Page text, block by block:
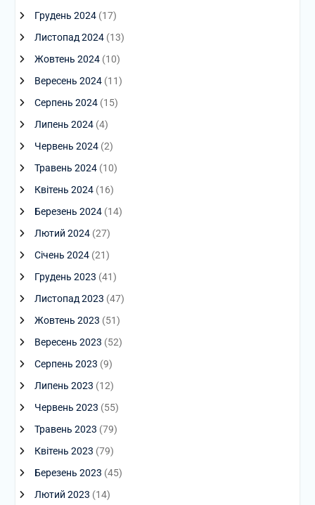
Грудень 2024(17)
Листопад 2024(13)
Жовтень 2024(10)
Вересень 2024(11)
Серпень 2024(15)
Липень 2024(4)
Червень 2024(2)
Травень 2024(10)
Квітень 2024(16)
Березень 2024(14)
Лютий 2024(27)
Січень 2024(21)
Грудень 2023 (41)
Листопад 2023 (47)
Жовтень 2023 (51)
Вересень 2023 (52)
Серпень 2023 (9)
Липень 2023 (12)
Червень 2023 (55)
Травень 2023 (79)
Квітень 2023 (79)
Березень 2023 (45)
Лютий 2023 (14)